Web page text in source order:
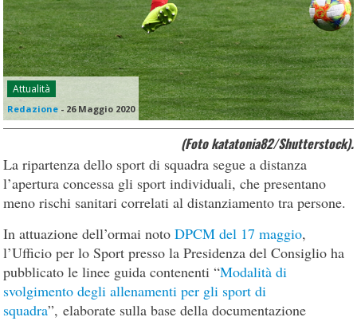
Attualità
Redazione - 26 Maggio 2020
(Foto katatonia82/Shutterstock).
La ripartenza dello sport di squadra segue a distanza
l’apertura concessa gli sport individuali, che presentano
meno rischi sanitari correlati al distanziamento tra persone.
In attuazione dell’ormai notoDPCM del 17 maggio,
l’Ufficio per lo Sport presso la Presidenza del Consiglio ha
pubblicato le linee guida contenenti “Modalità di
svolgimento degli allenamenti per gli sport di
squadra”, elaborate sulla base della documentazione